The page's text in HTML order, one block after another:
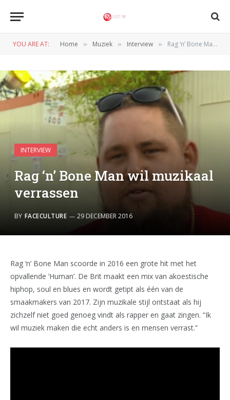
YOU ARE AT: Home » Muziek » Interview » Rag ‘n’ Bone Man wil muzikaal verrassen
INTERVIEW
Rag ‘n’ Bone Man wil muzikaal
verrassen
BY FACECULTURE 29 DECEMBER 2016
Rag ‘n’ Bone Man scoorde in 2016 een grote hit met het
opvallende ‘Human’. De Brit maakt een mix van akoestische
hiphop, soul en blues en wordt getipt als één van de
smaakmakers van 2017. Zijn muzikale stijl ontstaat als hij
zichzelf niet goed genoeg vindt als rapper en gaat zingen. “Ik
wil muziek maken die echt anders is en mensen verrast.”